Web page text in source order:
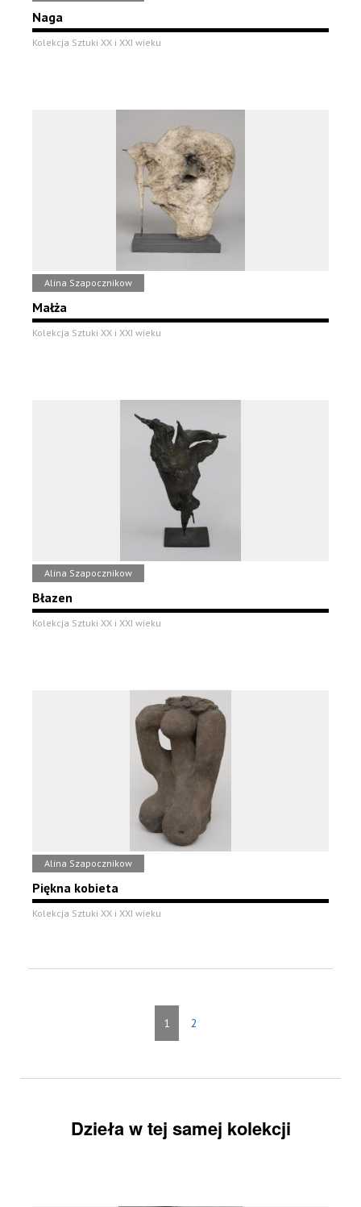
Naga
Kolekcja Sztuki XX i XXI wieku
Alina Szapocznikow
Małża
Kolekcja Sztuki XX i XXI wieku
Alina Szapocznikow
Błazen
Kolekcja Sztuki XX i XXI wieku
Alina Szapocznikow
Piękna kobieta
Kolekcja Sztuki XX i XXI wieku
1 2
Dzieła w tej samej kolekcji